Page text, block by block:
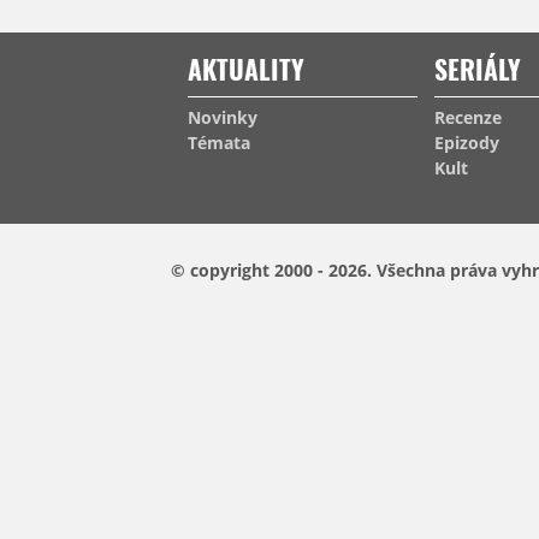
AKTUALITY
Novinky
Témata
SERIÁLY
Recenze
Epizody
Kult
© copyright 2000 - 2026. Všechna práva